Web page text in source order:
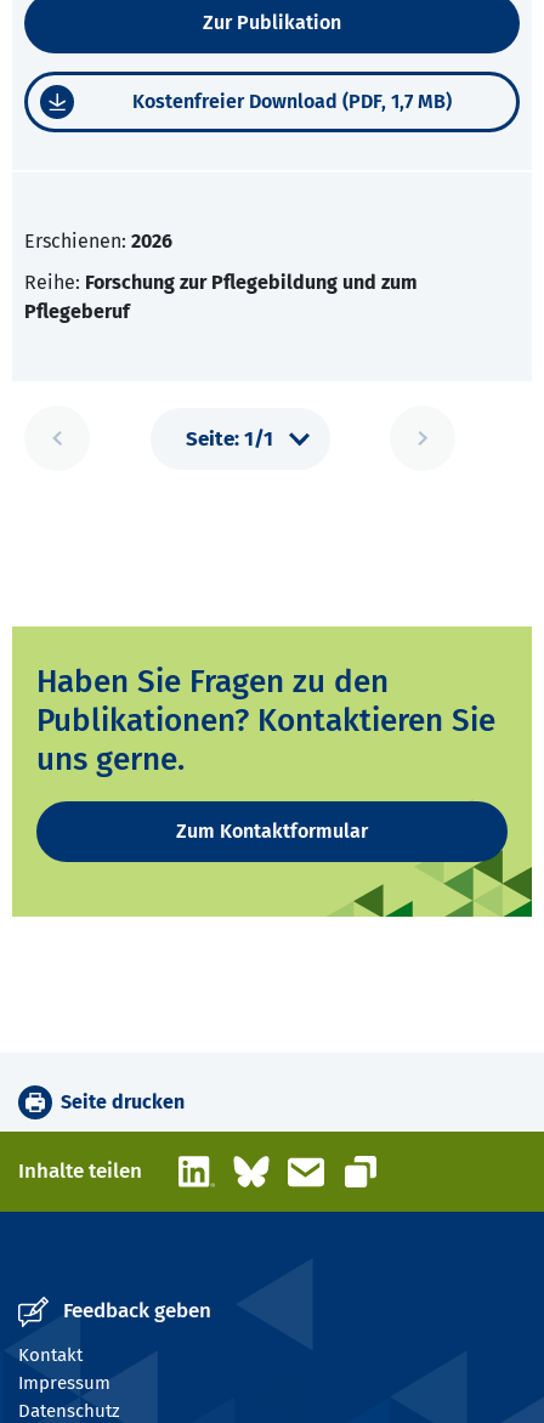
Zur Publikation
Kostenfreier Download (PDF, 1,7 MB)
Erschienen: 2026
Reihe: Forschung zur Pflegebildung und zum
Pflegeberuf
Haben Sie Fragen zu den
Publikationen? Kontaktieren Sie
uns gerne.
Zum Kontaktformular
Seite drucken
Inhalte teilen LinkedInBlueskyE-Mail
Link kopieren
Feedback geben
Kontakt
Impressum
Datenschutz